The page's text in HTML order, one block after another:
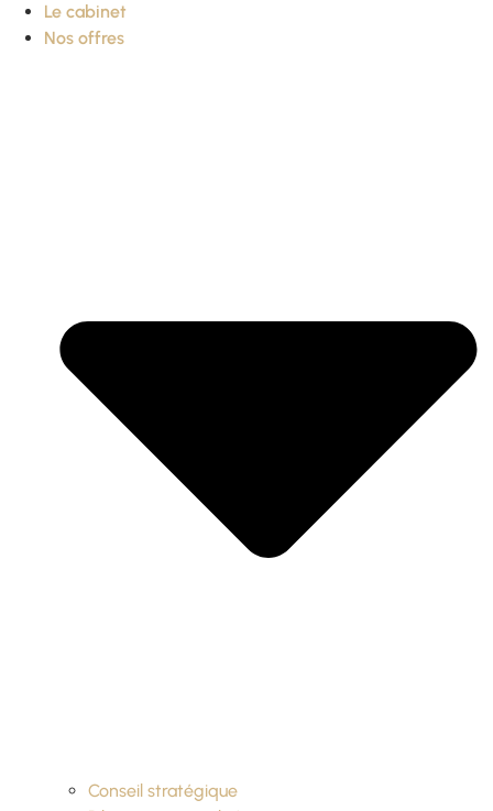
Le cabinet
Nos offres
Conseil stratégique